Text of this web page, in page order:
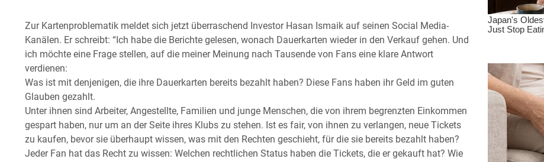
Zur Kartenproblematik meldet sich jetzt überraschend Investor Hasan Ismaik auf seinen Social Media-
Kanälen. Er schreibt: “Ich habe die Berichte gelesen, wonach Dauerkarten wieder in den Verkauf gehen. Und
ich möchte eine Frage stellen, auf die meiner Meinung nach Tausende von Fans eine klare Antwort
verdienen:
Was ist mit denjenigen, die ihre Dauerkarten bereits bezahlt haben? Diese Fans haben ihr Geld im guten
Glauben gezahlt.
Unter ihnen sind Arbeiter, Angestellte, Familien und junge Menschen, die von ihrem begrenzten Einkommen
gespart haben, nur um an der Seite ihres Klubs zu stehen. Ist es fair, von ihnen zu verlangen, neue Tickets
zu kaufen, bevor sie überhaupt wissen, was mit den Rechten geschieht, für die sie bereits bezahlt haben?
Jeder Fan hat das Recht zu wissen: Welchen rechtlichen Status haben die Tickets, die er gekauft hat? Wie